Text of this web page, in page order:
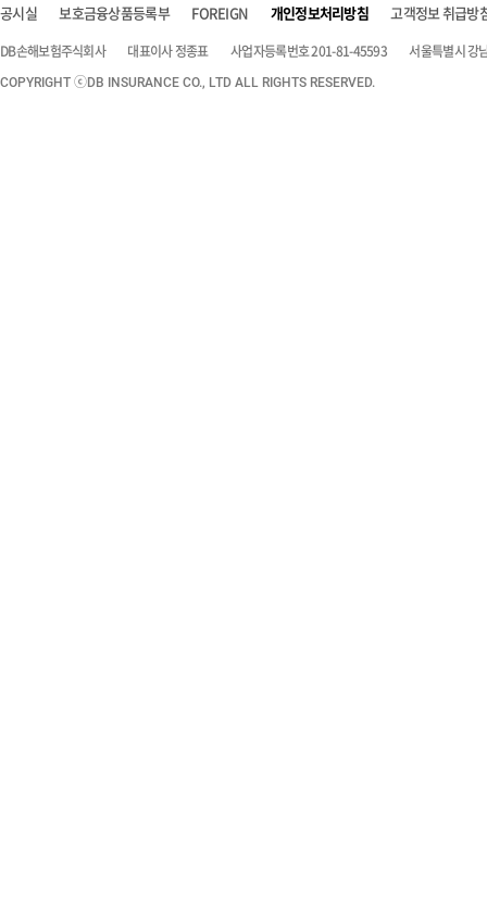
공시실 보호금융상품등록부 FOREIGN 개인정보처리방침 고객정보 취급방
DB손해보험주식회사 대표이사 정종표 사업자등록번호 201-81-45593 서울특별시 강
COPYRIGHT ⓒDB INSURANCE CO., LTD ALL RIGHTS RESERVED.